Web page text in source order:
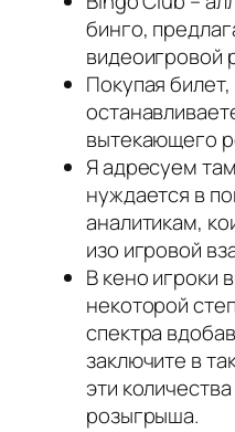
бинго,
видеоигровой
Покупая
вытекающего
Я адресуем
нуждается в
аналитикам,
изо игровой
В кено игроки
некоторой
спектра
заключите в
эти
розыгрыша.